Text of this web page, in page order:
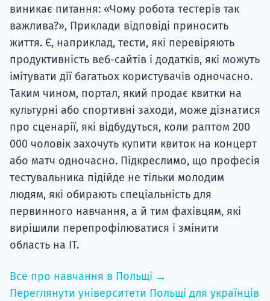
виникає питання: «Чому робота тестерів так
важлива?», Приклади відповіді приносить
життя. Є, наприклад, тести, які перевіряють
продуктивність веб-сайтів і додатків, які можуть
імітувати дії багатьох користувачів одночасно.
Таким чином, портал, який продає квитки на
культурні або спортивні заходи, може дізнатися
про сценарії, які відбудуться, коли раптом 200
000 чоловік захочуть купити квиток на концерт
або матч одночасно. Підкреслимо, що професія
тестувальника підійде не тільки молодим
людям, які обирають спеціальність для
первинного навчання, а й тим фахівцям, які
вирішили перепрофілюватися і змінити
область на ІТ.
Все про навчання в Польщі →
Переглянути університети Польщі для українців